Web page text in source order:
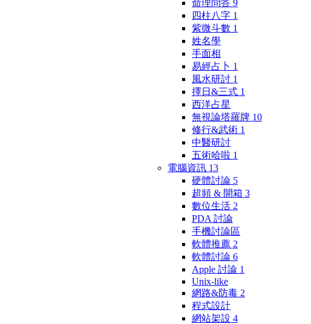
命理問答 9
四柱八字 1
紫微斗數 1
姓名學
手面相
易經占卜 1
風水研討 1
擇日&三式 1
西洋占星
無視論塔羅牌 10
修行&武術 1
中醫研討
五術哈啦 1
電腦資訊 13
硬體討論 5
超頻 & 開箱 3
數位生活 2
PDA 討論
手機討論區
軟體推薦 2
軟體討論 6
Apple 討論 1
Unix-like
網路&防毒 2
程式設計
網站架設 4